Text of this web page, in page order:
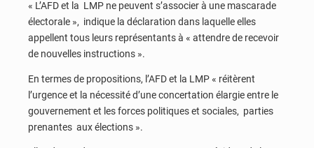
« L’AFD et la LMP ne peuvent s’associer à une mascarade
électorale », indique la déclaration dans laquelle elles
appellent tous leurs représentants à « attendre de recevoir
de nouvelles instructions ».
En termes de propositions, l’AFD et la LMP « réitèrent
l’urgence et la nécessité d’une concertation élargie entre le
gouvernement et les forces politiques et sociales, parties
prenantes aux élections ».